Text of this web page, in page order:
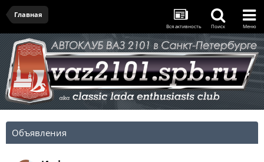
Главная
Вся активность Поиск Меню
Объявления